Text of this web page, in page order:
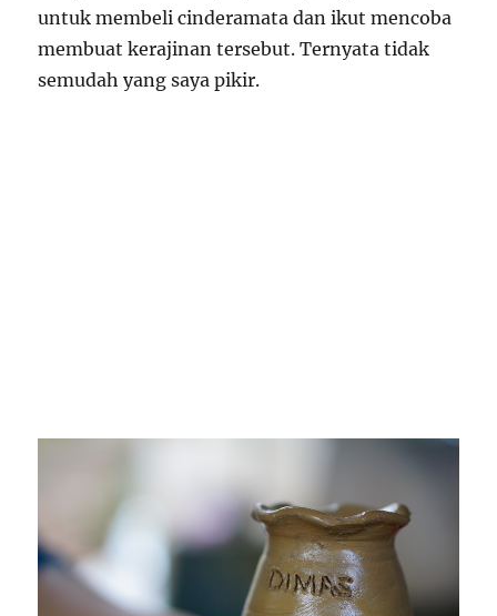
untuk membeli cinderamata dan ikut mencoba
membuat kerajinan tersebut. Ternyata tidak
semudah yang saya pikir.